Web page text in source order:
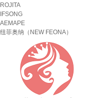
ROJITA
IFSONG
AEMAPE
纽菲奥纳（NEW FEONA）